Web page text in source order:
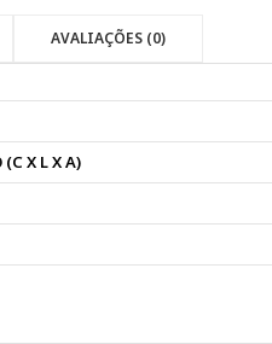
AVALIAÇÕES (0)
X L X A)